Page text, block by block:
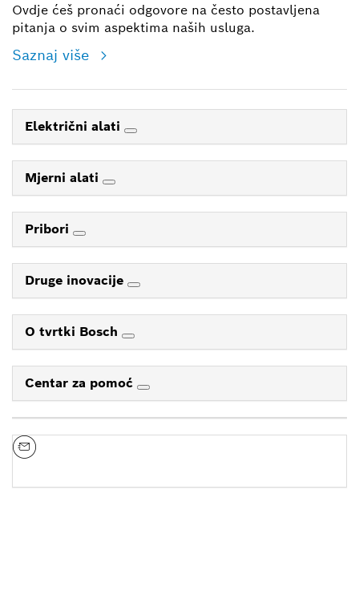
Ovdje ćeš pronaći odgovore na često postavljena
pitanja o svim aspektima naših usluga.
Saznaj više
Električni alati
Mjerni alati
Pribori
Druge inovacije
O tvrtki Bosch
Centar za pomoć